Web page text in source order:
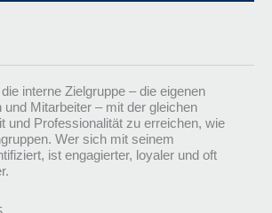
interne Zielgruppe – die eigenen
und Mitarbeiter – mit der gleichen
und Professionalität zu erreichen, wie
Wer sich mit seinem
ist engagierter, loyaler und oft